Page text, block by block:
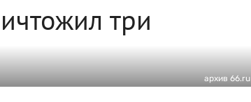
три
архив 66.ru